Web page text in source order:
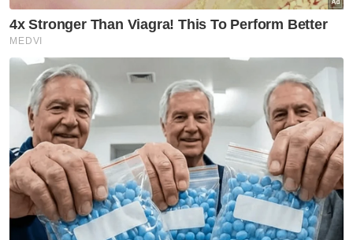
Nottingham Forest (England), Aston Villa
(England), Aberdeen (Scotland),
FC Steaua Bucharest (Romania), Mechelen
KV Belgium), Parma, Lazio (Itali) Galatasaray
(Turkiye), Zenith Saint Petersburg (Rusia) - 1
Muat turun aplikasi Sinar Harian.Klik di sini!
Real Madrid